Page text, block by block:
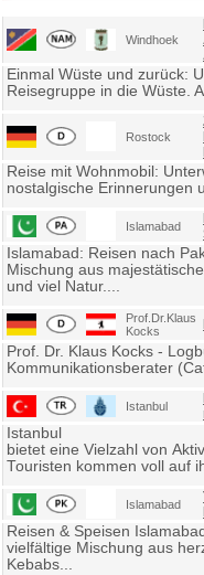
Windhoek
Einmal Wüste und zurück:
Reisegruppe in die Wüste.
Rostock
Reise mit Wohnmobil:
nostalgische Erinnerungen
Islamabad
Islamabad: Reisen nach
Mischung aus
und viel Natur....
Prof.Dr.Klaus
Kocks
Prof. Dr. Klaus Kocks -
Kommunikationsberater
Istanbul
Istanbul
bietet eine Vielzahl von
Touristen kommen voll auf
Islamabad
Reisen & Speisen
vielfältige Mischung aus
Kebabs...